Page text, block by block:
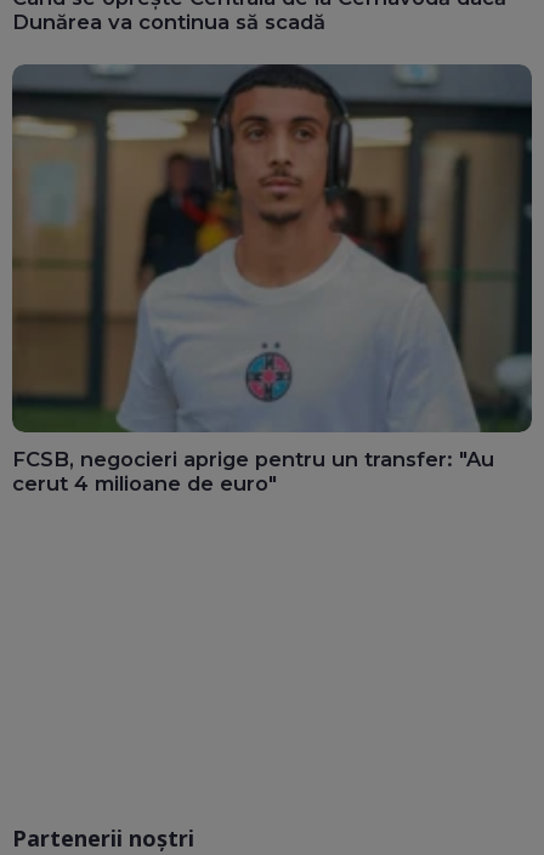
Dunărea va continua să scadă
FCSB, negocieri aprige pentru un transfer: "Au
cerut 4 milioane de euro"
Partenerii noștri